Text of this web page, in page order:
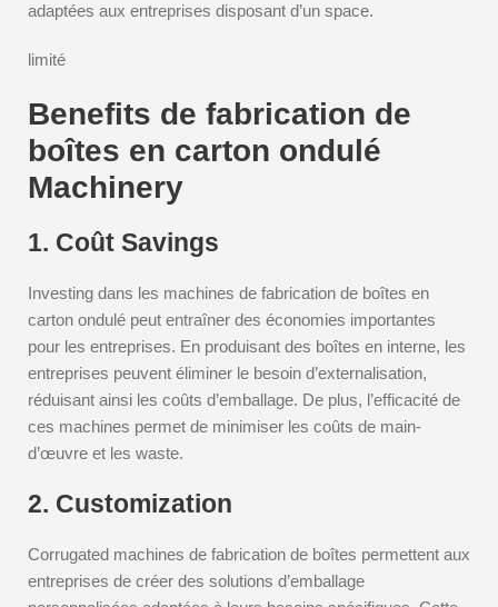
adaptées aux entreprises disposant d’un space.
limité
Benefits de fabrication de
boîtes en carton ondulé
Machinery
1. Coût Savings
Investing dans les machines de fabrication de boîtes en
carton ondulé peut entraîner des économies importantes
pour les entreprises. En produisant des boîtes en interne, les
entreprises peuvent éliminer le besoin d’externalisation,
réduisant ainsi les coûts d’emballage. De plus, l’efficacité de
ces machines permet de minimiser les coûts de main-
d’œuvre et les waste.
2. Customization
Corrugated machines de fabrication de boîtes permettent aux
entreprises de créer des solutions d’emballage